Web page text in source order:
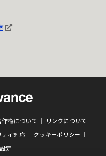
作権について
リンクについて
ティ対応
クッキーポリシー
定